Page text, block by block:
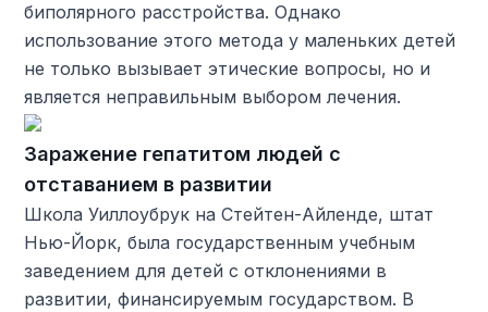
биполярного расстройства. Однако
использование этого метода у маленьких детей
не только вызывает этические вопросы, но и
является неправильным выбором лечения.
Заражение гепатитом людей с
отставанием в развитии
Школа Уиллоубрук на Стейтен-Айленде, штат
Нью-Йорк, была государственным учебным
заведением для детей с отклонениями в
развитии, финансируемым государством. В